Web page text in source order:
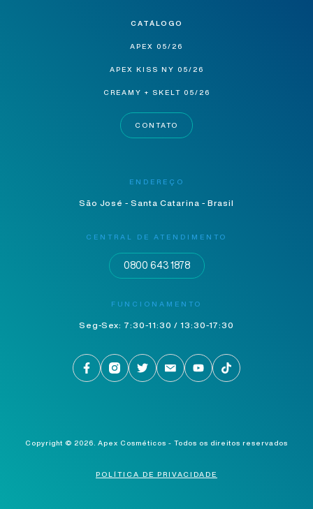
CATÁLOGO
APEX 05/26
APEX KISS NY 05/26
CREAMY + SKELT 05/26
CONTATO
ENDEREÇO
São José - Santa Catarina - Brasil
CENTRAL DE ATENDIMENTO
0800 643 1878
FUNCIONAMENTO
Seg-Sex: 7:30-11:30 / 13:30-17:30
Copyright © 2026. Apex Cosméticos - Todos os direitos reservados
POLÍTICA DE PRIVACIDADE